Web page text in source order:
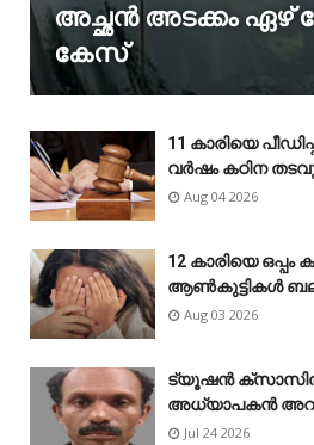
അച്ഛൻ അടക്കം ഏഴ്
കേസ്
11 കാരിയെ
വർഷം കഠിന
Aug 04 2026
12 കാരിയെ ഒപ്പം
ആൺകുട്ടികൾ
Aug 03 2026
ട്യൂഷൻ ക്സാസിൽ
അധ്യാപകൻ
Jul 24 2026